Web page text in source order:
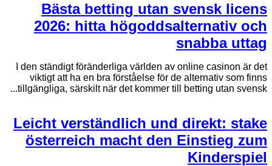
Bästa betting utan svensk licens
2026: hitta högoddsalternativ och
snabba uttag
I den ständigt föränderliga världen av online casinon är det
viktigt att ha en bra förståelse för de alternativ som finns
tillgängliga, särskilt när det kommer till betting utan svensk...
Leicht verständlich und direkt: stake
österreich macht den Einstieg zum
Kinderspiel